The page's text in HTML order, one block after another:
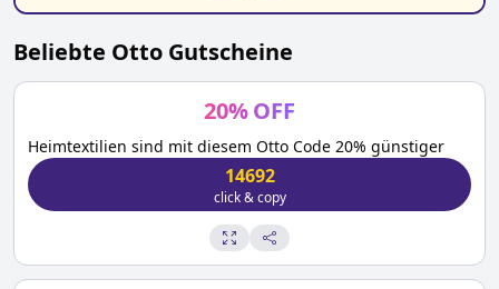
Beliebte Otto Gutscheine
20%OFF
Heimtextilien sind mit diesem Otto Code 20% günstiger
14692
click & copy